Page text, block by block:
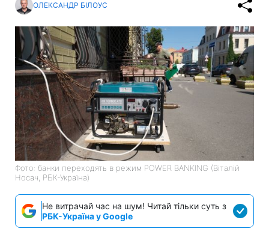
ОЛЕКСАНДР БІЛОУС
Фото: банки переходять в режим POWER BANKING (Віталій
Носач, РБК-Україна)
Не витрачай час на шум! Читай тільки суть з
РБК-Україна у Google